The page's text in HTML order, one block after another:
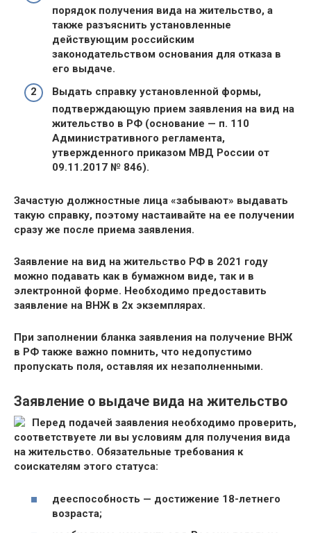
порядок получения вида на жительство, а
также разъяснить установленные
действующим российским
законодательством основания для отказа в
его выдаче.
Выдать справку установленной формы,
подтверждающую прием заявления на вид на
жительство в РФ (основание — п. 110
Административного регламента,
утвержденного приказом МВД России от
09.11.2017 № 846).
Зачастую должностные лица «забывают» выдавать
такую справку, поэтому настаивайте на ее получении
сразу же после приема заявления.
Заявление на вид на жительство РФ в 2021 году
можно подавать как в бумажном виде, так и в
электронной форме. Необходимо предоставить
заявление на ВНЖ в 2х экземплярах.
При заполнении бланка заявления на получение ВНЖ
в РФ также важно помнить, что недопустимо
пропускать поля, оставляя их незаполненными.
Заявление о выдаче вида на жительство
Перед подачей заявления необходимо проверить,
соответствуете ли вы условиям для получения вида
на жительство. Обязательные требования к
соискателям этого статуса:
дееспособность — достижение 18-летнего
возраста;